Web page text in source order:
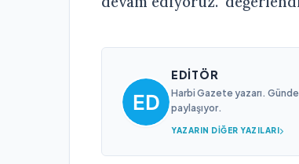
EDITÖR
Harbi Gazete yazarı.
paylaşıyor.
YAZARIN DIĞER YAZILARI